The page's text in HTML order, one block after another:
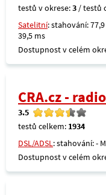
testů v okrese:3 / testů
Satelitní: stahování:
39,5 ms
Dostupnost v celém
CRA.cz -
3.5
testů celkem: 1934
DSL/ADSL: stahování: -
Dostupnost v celém